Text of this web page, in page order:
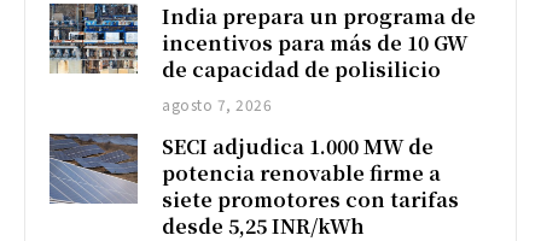
India prepara un programa de
incentivos para más de 10 GW
de capacidad de polisilicio
agosto 7, 2026
SECI adjudica 1.000 MW de
potencia renovable firme a
siete promotores con tarifas
desde 5,25 INR/kWh